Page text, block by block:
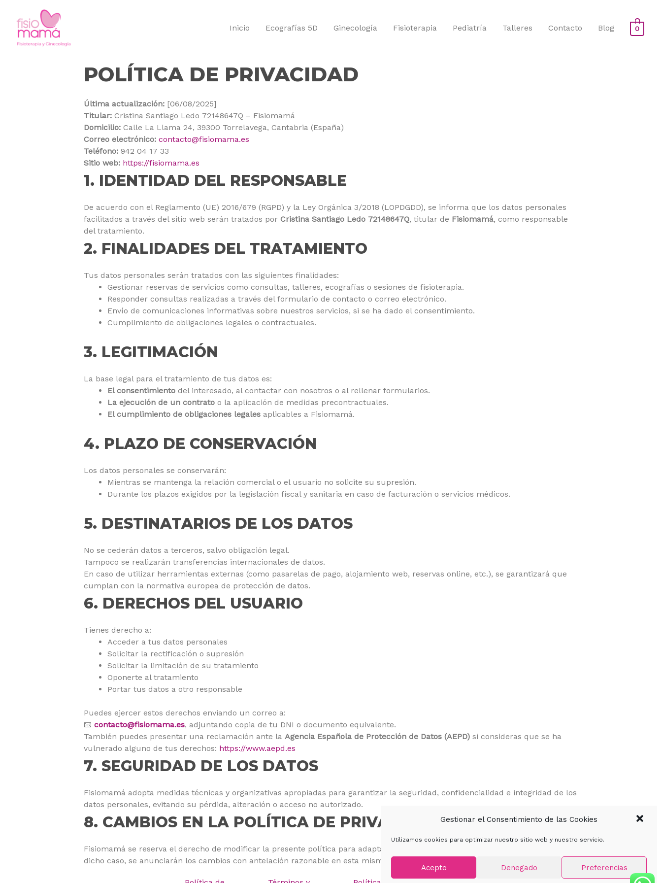
Gestionar el Consentimiento de las Cookies
Utilizamos cookies para optimizar nuestro sitio web y nuestro servicio.
Acepto Denegado Preferencias
Inicio Ecografías 5D Ginecología Fisioterapia Pediatría Talleres Contacto Blog 0
POLÍTICA DE PRIVACIDAD
Última actualización: [06/08/2025]
Titular: Cristina Santiago Ledo 72148647Q – Fisiomamá
Domicilio: Calle La Llama 24, 39300 Torrelavega, Cantabria (España)
Correo electrónico: contacto@fisiomama.es
Teléfono: 942 04 17 33
Sitio web: https://fisiomama.es
1. IDENTIDAD DEL RESPONSABLE
De acuerdo con el Reglamento (UE) 2016/679 (RGPD) y la Ley Orgánica 3/2018 (LOPDGDD), se informa que los datos personales
facilitados a través del sitio web serán tratados por Cristina Santiago Ledo 72148647Q, titular de Fisiomamá, como responsable
del tratamiento.
2. FINALIDADES DEL TRATAMIENTO
Tus datos personales serán tratados con las siguientes finalidades:
Gestionar reservas de servicios como consultas, talleres, ecografías o sesiones de fisioterapia.
Responder consultas realizadas a través del formulario de contacto o correo electrónico.
Envío de comunicaciones informativas sobre nuestros servicios, si se ha dado el consentimiento.
Cumplimiento de obligaciones legales o contractuales.
3. LEGITIMACIÓN
La base legal para el tratamiento de tus datos es:
El consentimiento del interesado, al contactar con nosotros o al rellenar formularios.
La ejecución de un contrato o la aplicación de medidas precontractuales.
El cumplimiento de obligaciones legales aplicables a Fisiomamá.
4. PLAZO DE CONSERVACIÓN
Los datos personales se conservarán:
Mientras se mantenga la relación comercial o el usuario no solicite su supresión.
Durante los plazos exigidos por la legislación fiscal y sanitaria en caso de facturación o servicios médicos.
5. DESTINATARIOS DE LOS DATOS
No se cederán datos a terceros, salvo obligación legal.
Tampoco se realizarán transferencias internacionales de datos.
En caso de utilizar herramientas externas (como pasarelas de pago, alojamiento web, reservas online, etc.), se garantizará que
cumplan con la normativa europea de protección de datos.
6. DERECHOS DEL USUARIO
Tienes derecho a:
Acceder a tus datos personales
Solicitar la rectificación o supresión
Solicitar la limitación de su tratamiento
Oponerte al tratamiento
Portar tus datos a otro responsable
Puedes ejercer estos derechos enviando un correo a:
📧 contacto@fisiomama.es, adjuntando copia de tu DNI o documento equivalente.
También puedes presentar una reclamación ante la Agencia Española de Protección de Datos (AEPD) si consideras que se ha
vulnerado alguno de tus derechos: https://www.aepd.es
7. SEGURIDAD DE LOS DATOS
Fisiomamá adopta medidas técnicas y organizativas apropiadas para garantizar la seguridad, confidencialidad e integridad de los
datos personales, evitando su pérdida, alteración o acceso no autorizado.
8. CAMBIOS EN LA POLÍTICA DE PRIVACIDAD
Fisiomamá se reserva el derecho de modificar la presente política para adaptarla a novedades legislativas o jurisprudenciales. En
dicho caso, se anunciarán los cambios con antelación razonable en esta misma página.